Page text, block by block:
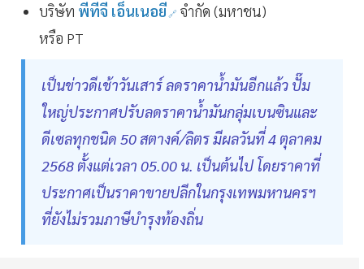
บริษัท พีทีจี เอ็นเนอยี จำกัด (มหาชน)
หรือ PT
เป็นข่าวดีเช้าวันเสาร์ ลดราคาน้ำมันอีกแล้ว ปั๊ม
ใหญ่ประกาศปรับลดราคาน้ำมันกลุ่มเบนซินและ
ดีเซลทุกชนิด 50 สตางค์/ลิตร มีผลวันที่ 4 ตุลาคม
2568 ตั้งแต่เวลา 05.00 น. เป็นต้นไป โดยราคาที่
ประกาศเป็นราคาขายปลีกในกรุงเทพมหานครฯ
ที่ยังไม่รวมภาษีบำรุงท้องถิ่น